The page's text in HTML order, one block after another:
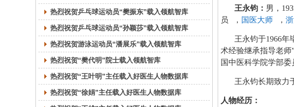
热烈祝贺乒乓球运动员“樊振东”载入领航智库
热烈祝贺乒乓球运动员“孙颖莎”载入领航智库
热烈祝贺游泳运动员“潘展乐”载入领航智库
热烈祝贺“樊代明”院士载入领航智库
热烈祝贺“王叶明”主任载入好医生人物数据库
热烈祝贺“徐娟”主任载入好医生人物数据库
王永钧： 男，
员
， 国医大师 ，
王永钧于1966年
术经验继承指导老师
国中医科学院学部委
王永钧长期致力
人物经历：